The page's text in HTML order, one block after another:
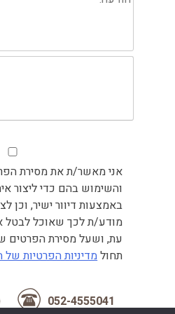
אני מאשר/ת את מסירת
והשימוש בהם כדי ליצור
מודע/ת לכך שאוכל לבטל
עת, ושעל מסירת הפרטים
תחולמדיניות הפרטיות של
052-4555041